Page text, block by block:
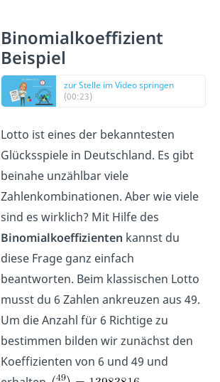
Binomialkoeffizient
Beispiel
zur Stelle im Video springen
(00:23)
Lotto ist eines der bekanntesten
Glücksspiele in Deutschland. Es gibt
beinahe unzählbar viele
Zahlenkombinationen. Aber wie viele
sind es wirklich? Mit Hilfe des
Binomialkoeffizienten kannst du
diese Frage ganz einfach
beantworten. Beim klassischen Lotto
musst du 6 Zahlen ankreuzen aus 49.
Um die Anzahl für 6 Richtige zu
bestimmen bilden wir zunächst den
Koeffizienten von 6 und 49 und